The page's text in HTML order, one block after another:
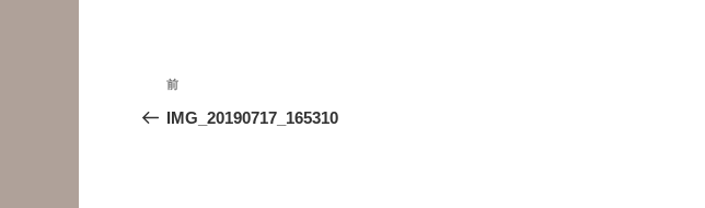
投
稿
前
の
前
IMG_20190717_165310